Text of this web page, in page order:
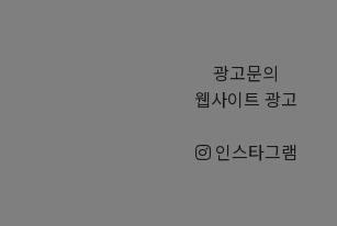
광고문의
웹사이트 광고
인스타그램